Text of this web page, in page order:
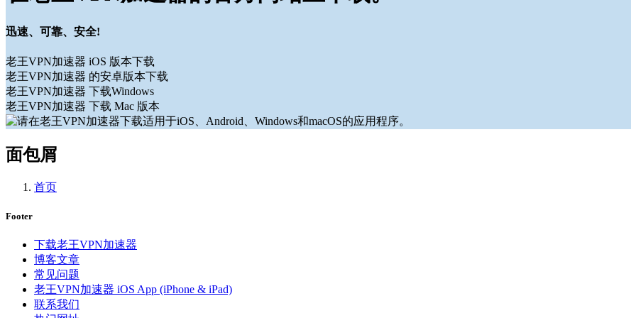
迅速、可靠、安全!
老王VPN加速器 iOS 版本下载
老王VPN加速器 的安卓版本下载
老王VPN加速器 下载Windows
老王VPN加速器 下载 Mac 版本
面包屑
首页
Footer
下载老王VPN加速器
博客文章
常见问题
老王VPN加速器 iOS App (iPhone & iPad)
联系我们